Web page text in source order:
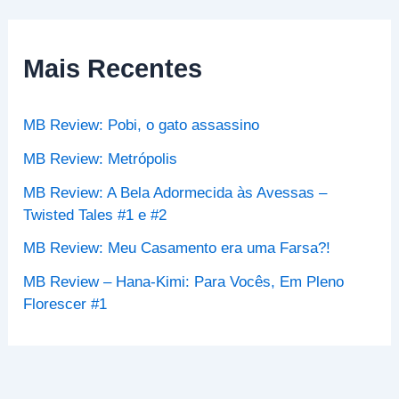
s
a
o
:
Mais Recentes
MB Review: Pobi, o gato assassino
MB Review: Metrópolis
MB Review: A Bela Adormecida às Avessas –
Twisted Tales #1 e #2
MB Review: Meu Casamento era uma Farsa?!
MB Review – Hana-Kimi: Para Vocês, Em Pleno
Florescer #1